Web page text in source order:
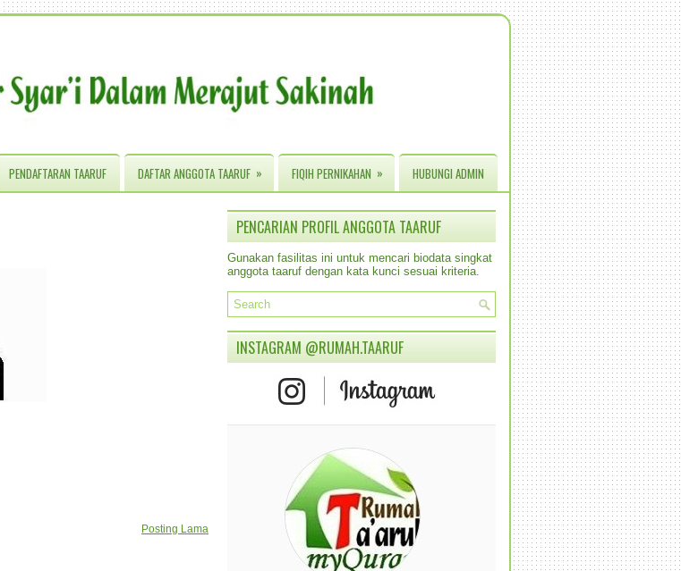
PENDAFTARAN TAARUF DAFTAR ANGGOTA TAARUF » FIQIH PERNIKAHAN » HUBUNGI ADMIN
Posting Lama
PENCARIAN PROFIL ANGGOTA TAARUF
Gunakan fasilitas ini untuk mencari biodata singkat
anggota taaruf dengan kata kunci sesuai kriteria.
INSTAGRAM @RUMAH.TAARUF